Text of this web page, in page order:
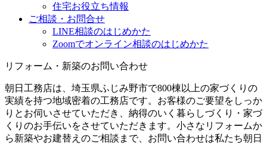
住宅お役立ち情報
ご相談・お問合せ
LINE相談のはじめかた
Zoomでオンライン相談のはじめかた
リフォーム・新築のお問い合わせ
朝日工務店は、埼玉県ふじみ野市で800棟以上の家づくりの
実績を持つ地域密着の工務店です。お客様のご要望をしっか
りとお伺いさせていただき、納得のいく暮らしづくり・家づ
くりのお手伝いをさせていただきます。小さなリフォームか
ら新築やお建替えのご相談まで、お問い合わせは私たち朝日